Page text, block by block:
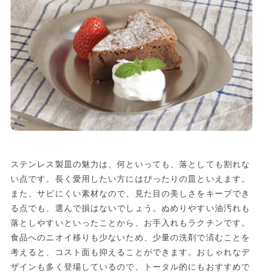
ステンレス製皿の魅力は、何といっても、落としても割れな
い点です。長く愛用したい方にはぴったりの皿といえます。
また、サビにくい素材なので、見た目の美しさをキープでき
る点でも、選んで損はないでしょう。ぬめりやすい油汚れも
落としやすいといったことから、お手入れもラクチンです。
食品へのニオイ移りも少ないため、少量の洗剤で済むことを
考えると、コスト面も抑えることができます。おしゃれなデ
ザインも多く登場しているので、トータル的にもおすすめで